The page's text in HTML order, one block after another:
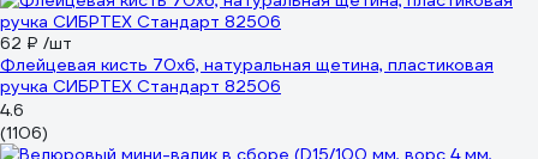
62 ₽ /шт
Флейцевая кисть 70х6, натуральная щетина, пластиковая
ручка СИБРТЕХ Стандарт 82506
4.6
(1106)